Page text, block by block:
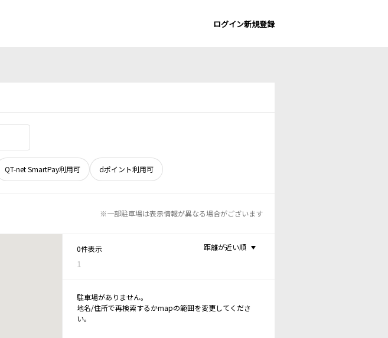
ログイン新規登録
QT-net SmartPay利用可 dポイント利用可
※一部駐車場は表示情報が異なる場合がございます
0件表示
1
距離が近い順
駐車場がありません。
地名/住所で再検索するかmapの範囲を変更してくださ
い。